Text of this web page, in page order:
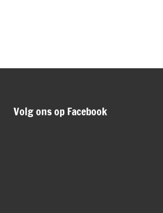
Volg ons op Facebook